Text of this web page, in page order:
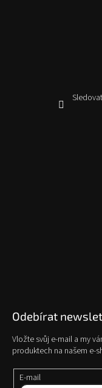
Odebírat
Vložte svůj e-mail a my
produktech na našem e-
E-mail